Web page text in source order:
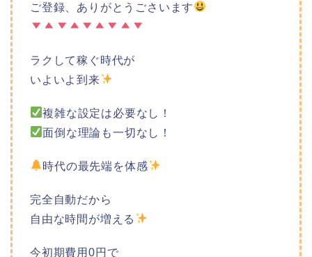
ご登録、ありがとうごさいます
ラクして稼ぐ時代が
いよいよ到来
複雑な設定は必要なし！
面倒な理論も一切なし！
時代の最先端を体感
完全自動だから
自由な時間が増える
今初期費用0円で